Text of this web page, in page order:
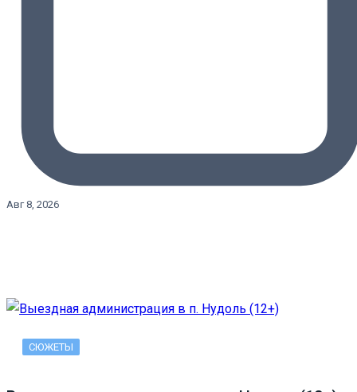
Авг 8, 2026
СЮЖЕТЫ